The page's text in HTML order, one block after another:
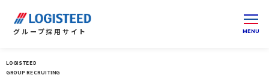
グループ採用サイト
LOGISTEED
GROUP RECRUITING